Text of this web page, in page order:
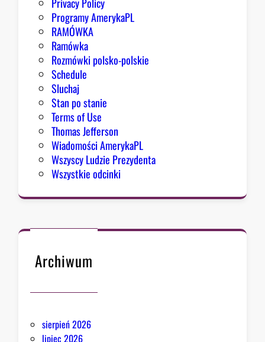
Privacy Policy
Programy AmerykaPL
RAMÓWKA
Ramówka
Rozmówki polsko-polskie
Schedule
Sluchaj
Stan po stanie
Terms of Use
Thomas Jefferson
Wiadomości AmerykaPL
Wszyscy Ludzie Prezydenta
Wszystkie odcinki
Archiwum
sierpień 2026
lipiec 2026